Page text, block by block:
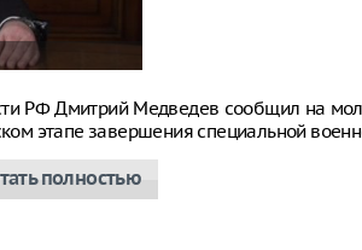
РФ Дмитрий Медведев сообщил на
этапе завершения специальной
полностью